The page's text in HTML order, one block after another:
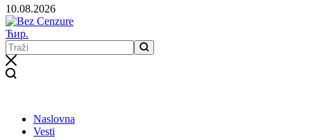
10.08.2026
Ћир.
Naslovna
Vesti